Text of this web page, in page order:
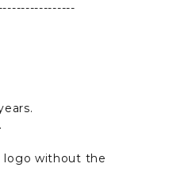
logo without the